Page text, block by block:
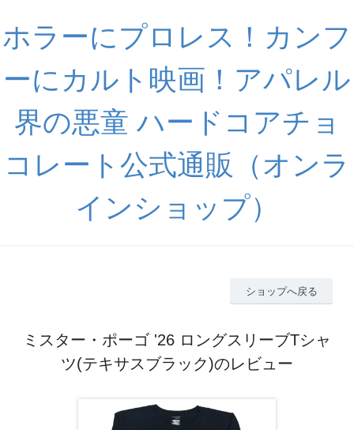
ホラーにプロレス！カンフ
ーにカルト映画！アパレル
界の悪童 ハードコアチョ
コレート公式通販（オンラ
インショップ）
ショップへ戻る
ミスター・ポーゴ '26 ロングスリーブTシャ
ツ(テキサスブラック)のレビュー